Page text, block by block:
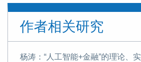
作者相关研究
杨涛：“人工智能+金融”的理论、